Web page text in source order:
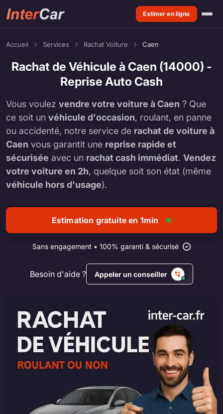
Estimer en ligne
Accueil Services Rachat Voiture Caen
Rachat de Véhicule à Caen (14000) -
Reprise Auto Cash
Vous voulez vendre votre voiture à Caen ? Que
ce soit un véhicule d'occasion, roulant, en panne
ou accidenté, notre service de rachat de voiture à
Caen vous garantit une reprise rapide et
sécurisée avec un rachat cash immédiat. Vendez
votre voiture en 2h, quelque soit son état (même
véhicule hors d'usage).
Estimation gratuite en 1min
Sans engagement • 100% garanti & sécurisé
Besoin d'aide ? Appeler un conseiller